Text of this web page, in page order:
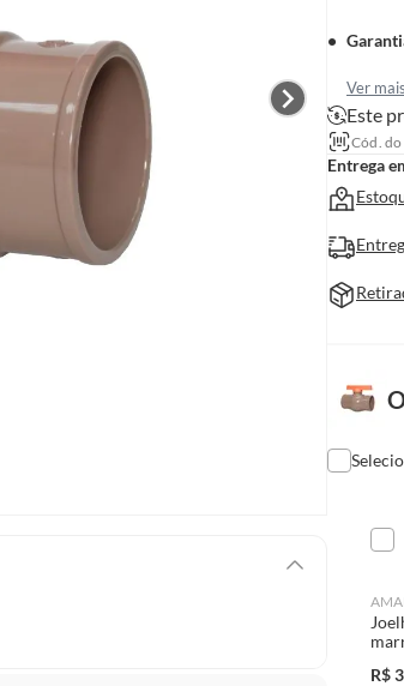
Ver mais
Este
Cód.
Entrega
R$